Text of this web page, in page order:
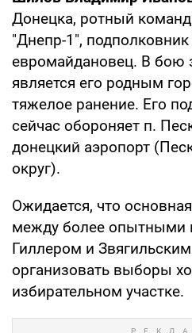
Донецка, ротный
"Днепр-1",
евромайдановец. В бою
является его родным
тяжелое ранение. Его
сейчас обороняет п.
донецкий аэропорт
округ).
Ожидается, что
между более опытными
Гиллером и
организовать выборы
избирательном участке.